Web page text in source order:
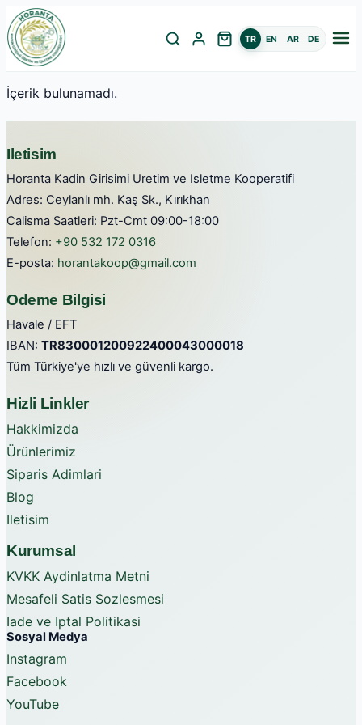
TR EN AR DE
İçerik bulunamadı.
Iletisim
Horanta Kadin Girisimi Uretim ve Isletme Kooperatifi
Adres: Ceylanlı mh. Kaş Sk., Kırıkhan
Calisma Saatleri: Pzt-Cmt 09:00-18:00
Telefon: +90 532 172 0316
E-posta: horantakoop@gmail.com
Odeme Bilgisi
Havale / EFT
IBAN: TR830001200922400043000018
Tüm Türkiye'ye hızlı ve güvenli kargo.
Hizli Linkler
Hakkimizda
Ürünlerimiz
Siparis Adimlari
Blog
Iletisim
Kurumsal
KVKK Aydinlatma Metni
Mesafeli Satis Sozlesmesi
Iade ve Iptal Politikasi
Sosyal Medya
Instagram
Facebook
YouTube